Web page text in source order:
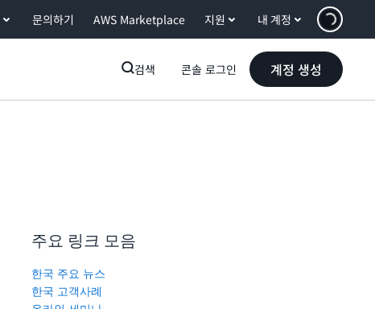
문의하기 AWS Marketplace 지원 내 계정
검색 콘솔 로그인 계정 생성
주요 링크 모음
한국 주요 뉴스
한국 고객사례